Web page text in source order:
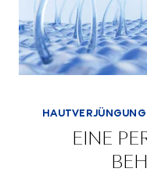
EINE